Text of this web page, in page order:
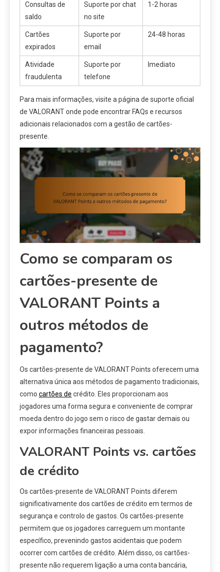
Consultas de
saldo
Suporte por chat
no site
1-2 horas
Cartões
expirados
Suporte por
email
24-48 horas
Atividade
fraudulenta
Suporte por
telefone
Imediato
Para mais informações, visite a página de suporte oficial
de VALORANT onde pode encontrar FAQs e recursos
adicionais relacionados com a gestão de cartões-
presente.
Como se comparam os
cartões-presente de
VALORANT Points a
outros métodos de
pagamento?
Os cartões-presente de VALORANT Points oferecem uma
alternativa única aos métodos de pagamento tradicionais,
como cartões de crédito. Eles proporcionam aos
jogadores uma forma segura e conveniente de comprar
moeda dentro do jogo sem o risco de gastar demais ou
expor informações financeiras pessoais.
VALORANT Points vs. cartões
de crédito
Os cartões-presente de VALORANT Points diferem
significativamente dos cartões de crédito em termos de
segurança e controlo de gastos. Os cartões-presente
permitem que os jogadores carreguem um montante
específico, prevenindo gastos acidentais que podem
ocorrer com cartões de crédito. Além disso, os cartões-
presente não requerem ligação a uma conta bancária,